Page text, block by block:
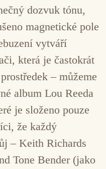
dozvuk tónu,
magnetické pole
vytváří
která je častokrát
– můžeme
album Lou Reeda
je složeno pouze
že každý
– Keith Richards
Tone Bender (jako